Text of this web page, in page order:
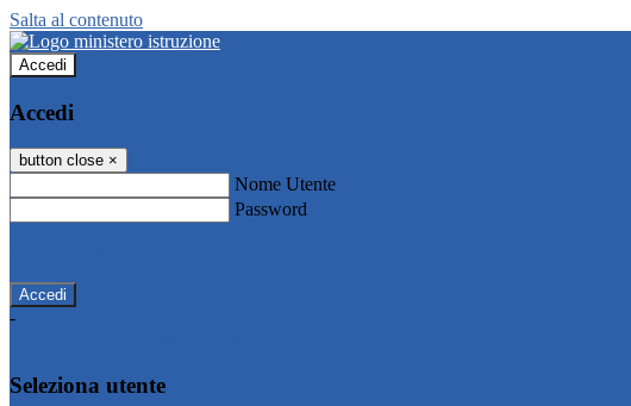
Salta al contenuto
Accedi
Accedi
button close ×
Nome Utente
Password
-
Seleziona utente